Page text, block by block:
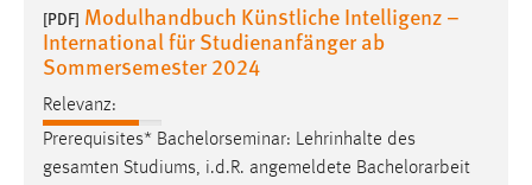
[PDF] Modulhandbuch Künstliche Intelligenz –
International für Studienanfänger ab
Sommersemester 2024
Relevanz:
Prerequisites* Bachelorseminar: Lehrinhalte des
gesamten Studiums, i.d.R. angemeldete Bachelorarbeit